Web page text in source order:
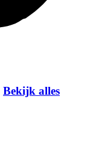
Bekijk alles